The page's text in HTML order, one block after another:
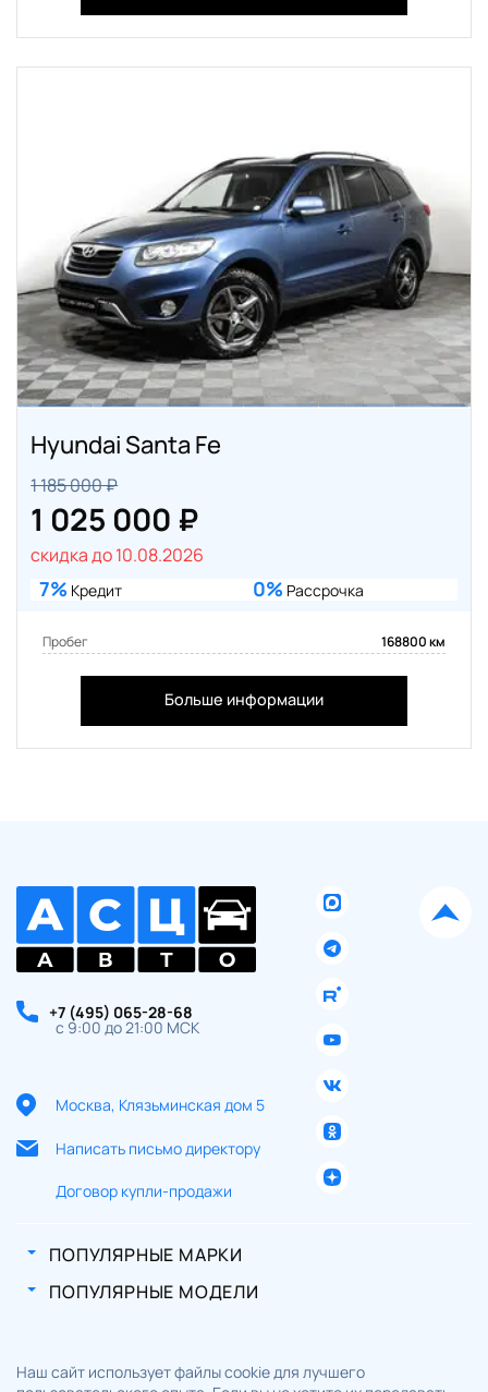
Hyundai Santa Fe
1 185 000 ₽
1 025 000 ₽
скидка до 10.08.2026
7% Кредит 0% Рассрочка
Пробег 168800 км
Больше информации
+7 (495) 065-28-68
с 9:00 до 21:00 МСК
Москва, Клязьминская дом 5
Написать письмо директору
Договор купли-продажи
ПОПУЛЯРНЫЕ МАРКИ
ПОПУЛЯРНЫЕ МОДЕЛИ
Наш сайт использует файлы cookie для лучшего